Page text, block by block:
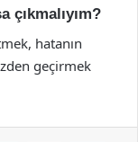
çıkmalıyım?
hatanın
geçirmek